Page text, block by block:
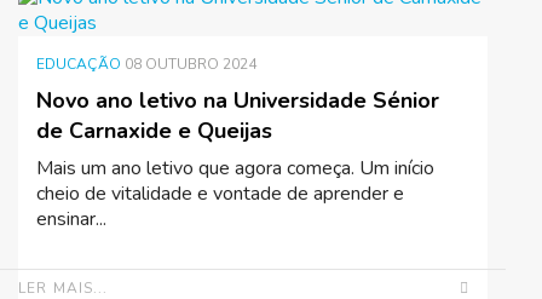
Novo ano letivo na Universidade Sénior
de Carnaxide e Queijas
EDUCAÇÃO 08 OUTUBRO 2024
Mais um ano letivo que agora começa. Um início
cheio de vitalidade e vontade de aprender e
ensinar...
LER MAIS...